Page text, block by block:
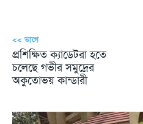
<< আগে
প্রশিক্ষিত ক্যাডেটরা হতে
চলেছে গভীর সমুদ্রের
অকুতোভয় কান্ডারী